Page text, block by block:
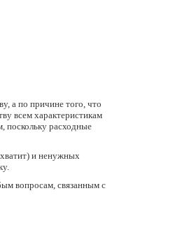
а по причине того, что
всем характеристикам
поскольку расходные
и ненужных
вопросам, связанным с